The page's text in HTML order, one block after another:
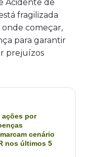
Acidente de
fragilizada
começar,
para garantir
prejuízos
ações por
cenário
nos últimos 5